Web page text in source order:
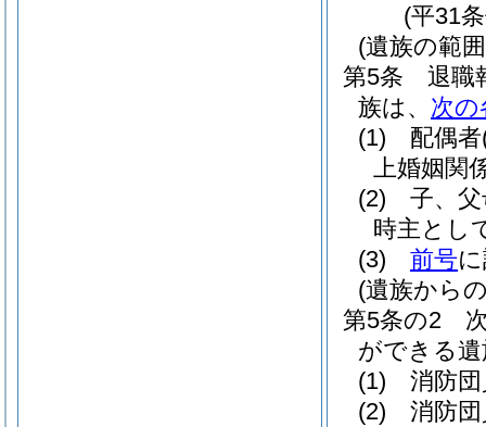
(平31
(遺族の範
第5条
退職
族は、 次の
(1)
配偶者
上婚姻関
(2)
子、
時主とし
(3)
前号
(遺族から
第5条の2
ができる
(1)
消防
(2)
消防